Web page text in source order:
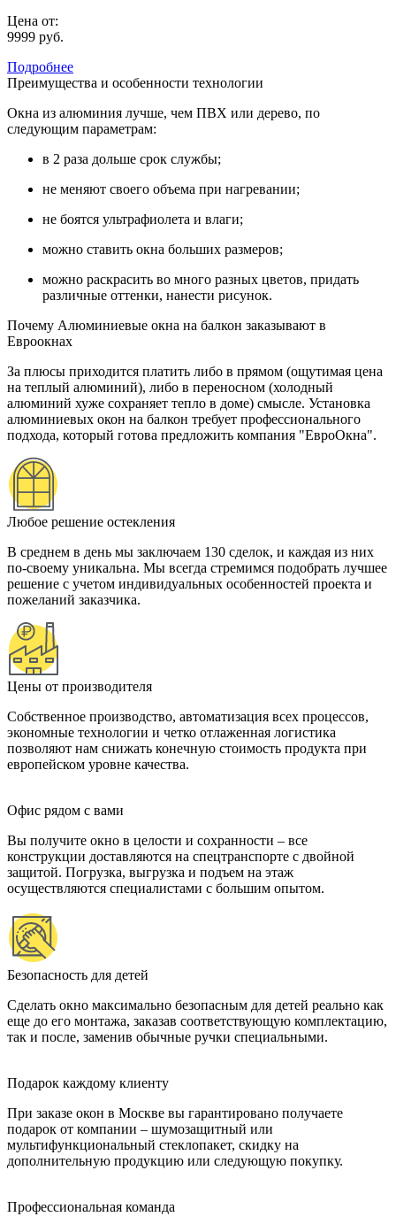
Цена от:
9999 руб.
Подробнее
Преимущества и особенности технологии
Окна из алюминия лучше, чем ПВХ или дерево, по
следующим параметрам:
в 2 раза дольше срок службы;
не меняют своего объема при нагревании;
не боятся ультрафиолета и влаги;
можно ставить окна больших размеров;
можно раскрасить во много разных цветов, придать
различные оттенки, нанести рисунок.
Почему Алюминиевые окна на балкон заказывают в
Евроокнах
За плюсы приходится платить либо в прямом (ощутимая цена
на теплый алюминий), либо в переносном (холодный
алюминий хуже сохраняет тепло в доме) смысле. Установка
алюминиевых окон на балкон требует профессионального
подхода, который готова предложить компания "ЕвроОкна".
Любое решение остекления
В среднем в день мы заключаем 130 сделок, и каждая из них
по-своему уникальна. Мы всегда стремимся подобрать лучшее
решение с учетом индивидуальных особенностей проекта и
пожеланий заказчика.
Цены от производителя
Собственное производство, автоматизация всех процессов,
экономные технологии и четко отлаженная логистика
позволяют нам снижать конечную стоимость продукта при
европейском уровне качества.
Офис рядом с вами
Вы получите окно в целости и сохранности – все
конструкции доставляются на спецтранспорте с двойной
защитой. Погрузка, выгрузка и подъем на этаж
осуществляются специалистами с большим опытом.
Безопасность для детей
Сделать окно максимально безопасным для детей реально как
еще до его монтажа, заказав соответствующую комплектацию,
так и после, заменив обычные ручки специальными.
Подарок каждому клиенту
При заказе окон в Москве вы гарантировано получаете
подарок от компании – шумозащитный или
мультифункциональный стеклопакет, скидку на
дополнительную продукцию или следующую покупку.
Профессиональная команда